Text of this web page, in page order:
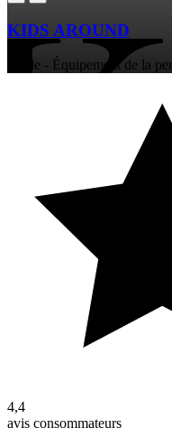
KIDS AROUND
Mode - Équipement de la
4,4
avis consommateurs